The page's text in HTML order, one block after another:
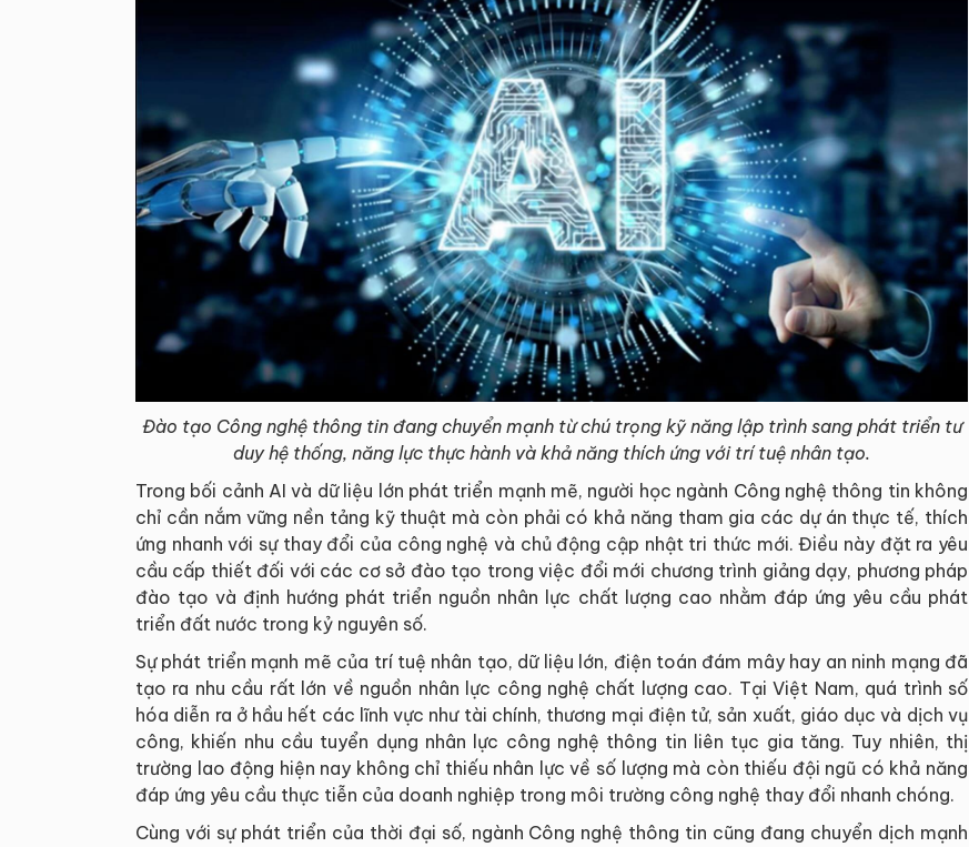
Đào tạo Công nghệ thông tin đang chuyển mạnh từ chú trọng kỹ năng lập trình sang phát triển tư
duy hệ thống, năng lực thực hành và khả năng thích ứng với trí tuệ nhân tạo.
Trong bối cảnh AI và dữ liệu lớn phát triển mạnh mẽ, người học ngành Công nghệ thông tin không
chỉ cần nắm vững nền tảng kỹ thuật mà còn phải có khả năng tham gia các dự án thực tế, thích
ứng nhanh với sự thay đổi của công nghệ và chủ động cập nhật tri thức mới. Điều này đặt ra yêu
cầu cấp thiết đối với các cơ sở đào tạo trong việc đổi mới chương trình giảng dạy, phương pháp
đào tạo và định hướng phát triển nguồn nhân lực chất lượng cao nhằm đáp ứng yêu cầu phát
triển đất nước trong kỷ nguyên số.
Sự phát triển mạnh mẽ của trí tuệ nhân tạo, dữ liệu lớn, điện toán đám mây hay an ninh mạng đã
tạo ra nhu cầu rất lớn về nguồn nhân lực công nghệ chất lượng cao. Tại Việt Nam, quá trình số
hóa diễn ra ở hầu hết các lĩnh vực như tài chính, thương mại điện tử, sản xuất, giáo dục và dịch vụ
công, khiến nhu cầu tuyển dụng nhân lực công nghệ thông tin liên tục gia tăng. Tuy nhiên, thị
trường lao động hiện nay không chỉ thiếu nhân lực về số lượng mà còn thiếu đội ngũ có khả năng
đáp ứng yêu cầu thực tiễn của doanh nghiệp trong môi trường công nghệ thay đổi nhanh chóng.
Cùng với sự phát triển của thời đại số, ngành Công nghệ thông tin cũng đang chuyển dịch mạnh